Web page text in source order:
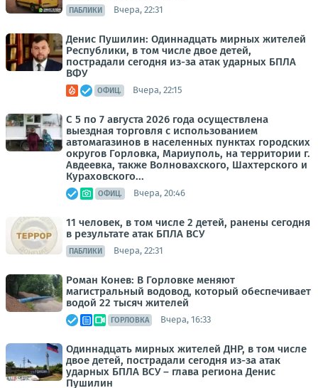
ПАБЛИКИ Вчера, 22:31
Денис Пушилин: Одиннадцать мирных жителей
Республики, в том числе двое детей,
пострадали сегодня из-за атак ударных БПЛА
ВФУ
ОФИЦ. Вчера, 22:15
С 5 по 7 августа 2026 года осуществлена
выездная торговля с использованием
автомагазинов в населенных пунктах городских
округов Горловка, Мариуполь, на территории г.
Авдеевка, также Волновахского, Шахтерского и
Кураховского...
ОФИЦ. Вчера, 20:46
11 человек, в том числе 2 детей, ранены сегодня
в результате атак БПЛА ВСУ
ПАБЛИКИ Вчера, 22:31
Роман Конев: В Горловке меняют
магистральный водовод, который обеспечивает
водой 22 тысяч жителей
ГОРЛОВКА Вчера, 16:33
Одиннадцать мирных жителей ДНР, в том числе
двое детей, пострадали сегодня из-за атак
ударных БПЛА ВСУ – глава региона Денис
Пушилин